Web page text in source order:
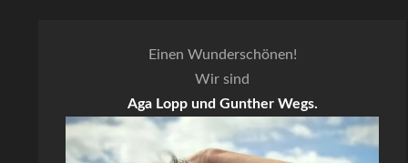
Einen Wunderschönen!
Wir sind
Aga Lopp und Gunther Wegs.